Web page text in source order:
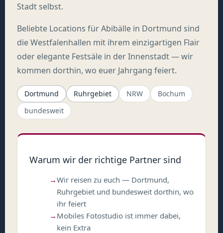
Stadt selbst.
Beliebte Locations für Abibälle in Dortmund sind
die Westfalenhallen mit ihrem einzigartigen Flair
oder elegante Festsäle in der Innenstadt — wir
kommen dorthin, wo euer Jahrgang feiert.
Dortmund Ruhrgebiet NRW
Bochum
bundesweit
Warum wir der richtige Partner sind
Wir reisen zu euch — Dortmund,
Ruhrgebiet und bundesweit dorthin, wo
ihr feiert
Mobiles Fotostudio ist immer dabei,
kein Extra